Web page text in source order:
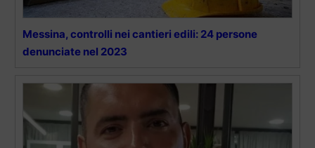
Messina, controlli nei cantieri edili: 24 persone
denunciate nel 2023